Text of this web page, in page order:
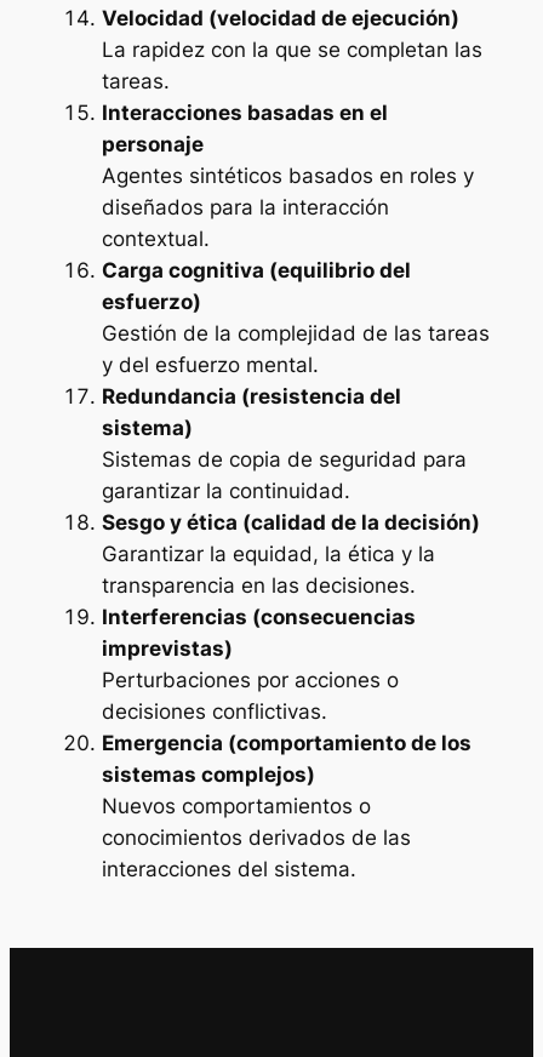
Velocidad (velocidad de ejecución)
La rapidez con la que se completan las
tareas.
Interacciones basadas en el
personaje
Agentes sintéticos basados en roles y
diseñados para la interacción
contextual.
Carga cognitiva (equilibrio del
esfuerzo)
Gestión de la complejidad de las tareas
y del esfuerzo mental.
Redundancia (resistencia del
sistema)
Sistemas de copia de seguridad para
garantizar la continuidad.
Sesgo y ética (calidad de la decisión)
Garantizar la equidad, la ética y la
transparencia en las decisiones.
Interferencias (consecuencias
imprevistas)
Perturbaciones por acciones o
decisiones conflictivas.
Emergencia (comportamiento de los
sistemas complejos)
Nuevos comportamientos o
conocimientos derivados de las
interacciones del sistema.